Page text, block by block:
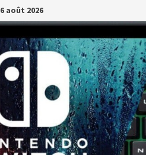
Passer
au
contenu
6 août 2026